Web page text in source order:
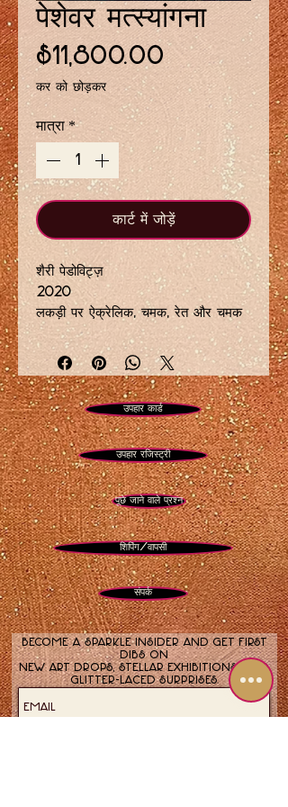
पेशेवर मत्स्यांगना
$11,800.00मूल्य
कर को छोड़कर
मात्रा *
कार्ट में जोड़ें
शैरी पेडोविट्ज़
2020
लकड़ी पर ऐक्रेलिक, चमक, रेत और चमक
16 x 20 इंच
YInMn नीला, फ़िरोज़ा और फ्यूशिया अमूर्त
महासागर परिदृश्य इंद्रधनुषी सफेद और
चमकदार तत्वों के साथउपहार कार्ड
उपहार रजिस्ट्री
पूछे जाने वाले प्रश्न
शिपिंग/वापसी
संपर्क
Become a sparkle insider and get first
dibs on
new art drops, stellar exhibitions, and
glitter-laced surprises.